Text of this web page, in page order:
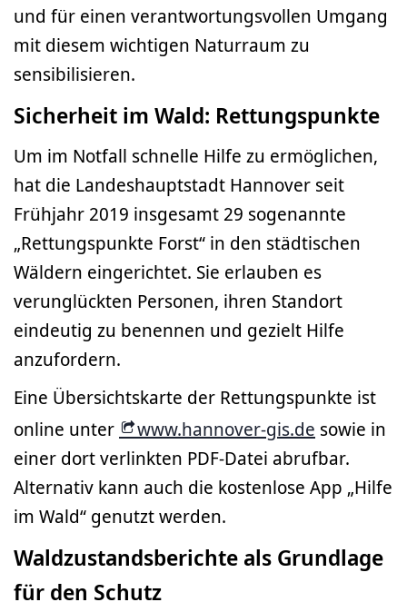
und für einen verantwortungsvollen Umgang
mit diesem wichtigen Naturraum zu
sensibilisieren.
Sicherheit im Wald: Rettungspunkte
Um im Notfall schnelle Hilfe zu ermöglichen,
hat die Landeshauptstadt Hannover seit
Frühjahr 2019 insgesamt 29 sogenannte
„Rettungspunkte Forst“ in den städtischen
Wäldern eingerichtet. Sie erlauben es
verunglückten Personen, ihren Standort
eindeutig zu benennen und gezielt Hilfe
anzufordern.
Eine Übersichtskarte der Rettungspunkte ist
online unter
www.hannover-gis.de sowie in
einer dort verlinkten PDF-Datei abrufbar.
Alternativ kann auch die kostenlose App „Hilfe
im Wald“ genutzt werden.
Waldzustandsberichte als Grundlage
für den Schutz